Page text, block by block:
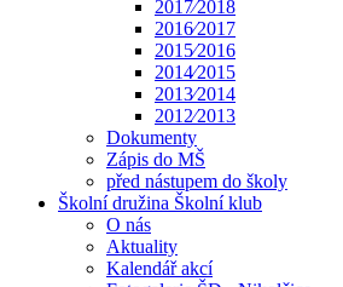
2017⁄2018
2016⁄2017
2015⁄2016
2014⁄2015
2013⁄2014
2012⁄2013
Dokumenty
Zápis do MŠ
před nástupem do školy
Školní družina Školní klub
O nás
Aktuality
Kalendář akcí